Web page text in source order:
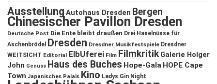
Ausstellung Autohaus Dresden Bergen
Chinesischer Pavillon Dresden
Deutsche Post Die Ente bleibt draußen Drei Haselnüsse für
Aschenbrödel
Dresden Dresdner Musikfestspiele Dresdner
WEITSICHT Editorial ElbUferei Film Filmkritik Galerie Holger
John Genuss Haus des Buches Hope-Gala HOPE Cape
Town Japanisches Palais Kino Ladys Gin Night